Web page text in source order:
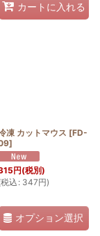
カートに入れる
凍 カットマウス [FD-
]
円(税別)
税込 : 347円)
オプション選択